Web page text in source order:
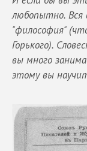
любопытно. Вся
"философия"
Горького).
вы много
этому вы